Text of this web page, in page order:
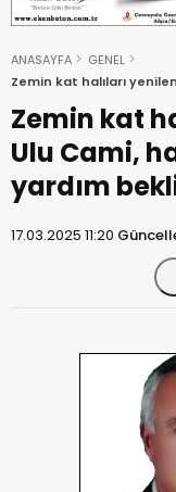
ANASAYFA
GENEL
Zemin kat halıları
Zemin kat
Ulu Cami,
yardım
17.03.2025 11:20